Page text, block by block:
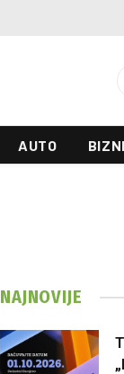
AUTO
NAJNOVIJE